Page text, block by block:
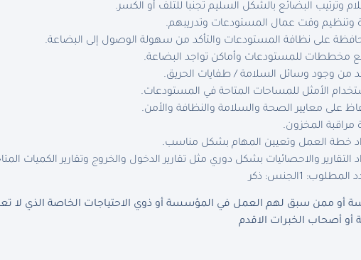
وترتيب البضائع بالشكل السليم تجنباً للتلف أو الكسر.
وتنظيم وقت عمال المستودعات وتدريبهم.
على نظافة المستودعات والتأكد من سهولة الوصول إلى البضاعة.
مخططات للمستودعات وأماكن تواجد البضاعة.
من وجود وسائل السلامة / طفايات الحريق.
الأمثل للمساحات المتاحة في المستودعات.
على معايير الصحة والسلامة والنظافة والأمن.
مراقبة المخزون.
خطة العمل وتعيين المهام بشكل مناسب.
التقارير والاحصائيات بشكل دوري مثل تقارير الدخول والخروج وتقارير الكميات
المطلوب: 1
الجنس: ذكر
أو ممن سبق لهم العمل في المؤسسة أو ذوي الاحتياجات الخاصة الذي لا
أصحاب الخبرات الاقدم